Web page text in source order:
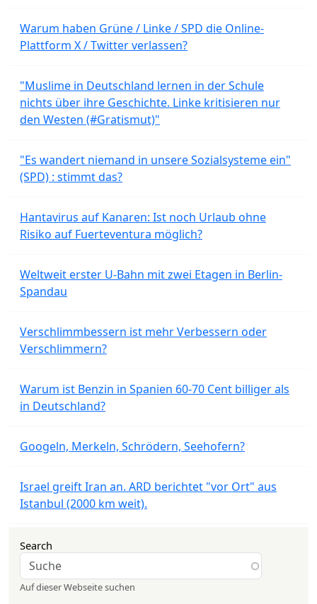
Warum haben Grüne / Linke / SPD die Online-
Plattform X / Twitter verlassen?
"Muslime in Deutschland lernen in der Schule
nichts über ihre Geschichte. Linke kritisieren nur
den Westen (#Gratismut)"
"Es wandert niemand in unsere Sozialsysteme ein"
(SPD) : stimmt das?
Hantavirus auf Kanaren: Ist noch Urlaub ohne
Risiko auf Fuerteventura möglich?
Weltweit erster U-Bahn mit zwei Etagen in Berlin-
Spandau
Verschlimmbessern ist mehr Verbessern oder
Verschlimmern?
Warum ist Benzin in Spanien 60-70 Cent billiger als
in Deutschland?
Googeln, Merkeln, Schrödern, Seehofern?
Israel greift Iran an. ARD berichtet "vor Ort" aus
Istanbul (2000 km weit).
Search
Auf dieser Webseite suchen